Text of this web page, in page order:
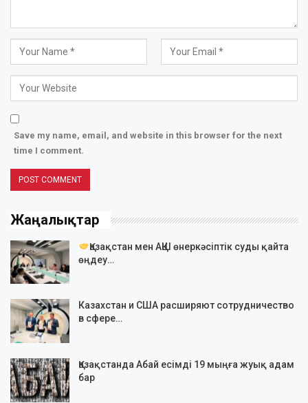
Save my name, email, and website in this browser for the next
time I comment.
Жаңалықтар
Қазақстан мен АҚШ өнеркәсіптік суды қайта
өңдеу…
Казахстан и США расширяют сотрудничество
в сфере…
Қазақстанда Абай есімді 19 мыңға жуық адам
бар